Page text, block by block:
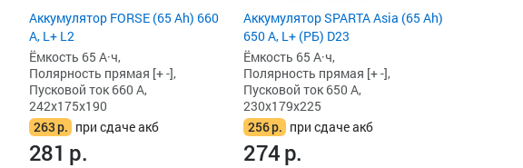
Аккумулятор FORSE (65 Ah) 660
А, L+ L2
Ёмкость 65 А·ч,
Полярность прямая [+ -],
Пусковой ток 660 А,
242x175x190
263р. при сдаче акб
281 р.
Аккумулятор SPARTA Asia (65 Ah)
650 А, L+ (РБ) D23
Ёмкость 65 А·ч,
Полярность прямая [+ -],
Пусковой ток 650 А,
230x179x225
256р. при сдаче акб
274р.